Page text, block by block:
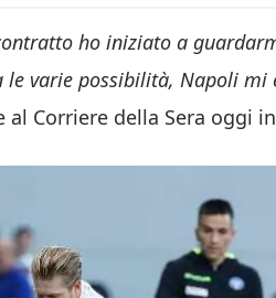
ho iniziato a
varie possibilità, Napoli mi
Corriere della Sera oggi